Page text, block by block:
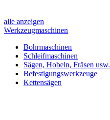
alle anzeigen
Werkzeugmaschinen
Bohrmaschinen
Schleifmaschinen
Sägen, Hobeln, Fräsen usw.
Befestigungswerkzeuge
Kettensägen